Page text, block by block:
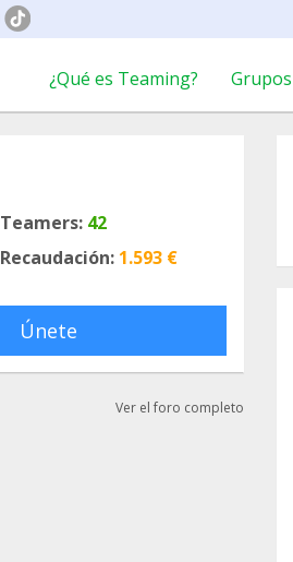
¿Qué es Teaming? Grupos
Teamers: 42
Recaudación: 1.593 €
Únete
Ver el foro completo